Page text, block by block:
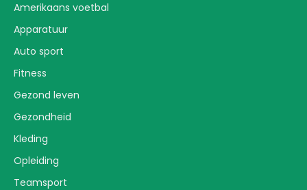
Amerikaans voetbal
Apparatuur
Auto sport
Fitness
Gezond leven
Gezondheid
Kleding
Opleiding
Teamsport